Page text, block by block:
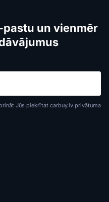
pastu un vienmēr
Jūs piekrītat carbuy.lv privātuma